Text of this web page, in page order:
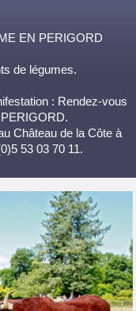
EN PERIGORD
de légumes.
: Rendez-vous
Château de la Côte à
53 03 70 11.